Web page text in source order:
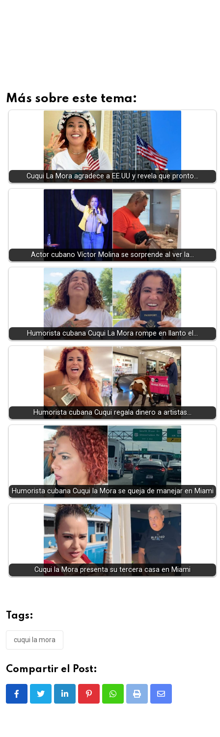
Más sobre este tema:
Cuqui La Mora agradece a EE.UU y revela que pronto…
Actor cubano Víctor Molina se sorprende al ver la…
Humorista cubana Cuqui La Mora rompe en llanto el…
Humorista cubana Cuqui regala dinero a artistas…
Humorista cubana Cuqui la Mora se queja de manejar en Miami
Cuqui la Mora presenta su tercera casa en Miami
Tags:
cuqui la mora
Compartir el Post:
LinkedIn PinterestWhatsappPrint
Share